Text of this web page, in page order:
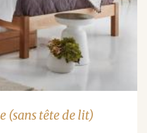
(sans tête de lit)